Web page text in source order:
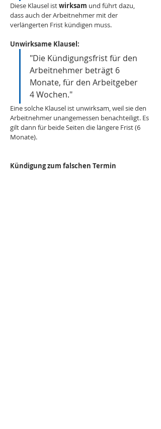
Diese Klausel ist wirksam und führt dazu,
dass auch der Arbeitnehmer mit der
verlängerten Frist kündigen muss.
Unwirksame Klausel:
"Die Kündigungsfrist für den
Arbeitnehmer beträgt 6
Monate, für den Arbeitgeber
4 Wochen."
Eine solche Klausel ist unwirksam, weil sie den
Arbeitnehmer unangemessen benachteiligt. Es
gilt dann für beide Seiten die längere Frist (6
Monate).
Kündigung zum falschen Termin